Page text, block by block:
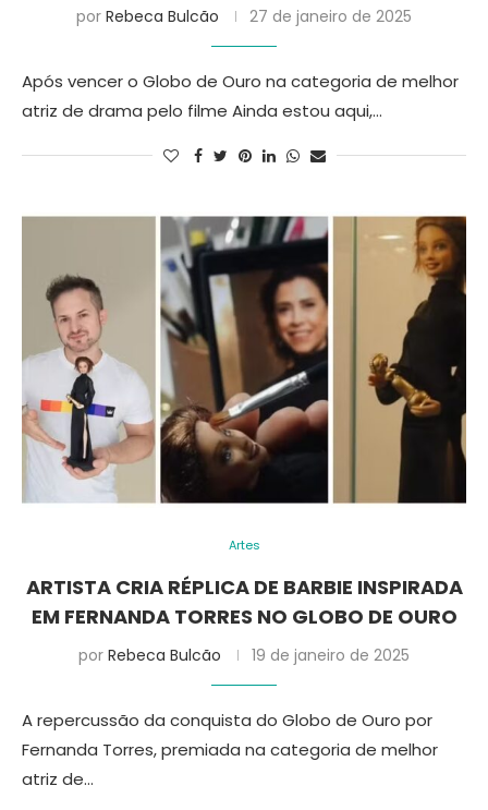
por Rebeca Bulcão 27 de janeiro de 2025
Após vencer o Globo de Ouro na categoria de melhor
atriz de drama pelo filme Ainda estou aqui,…
Artes
ARTISTA CRIA RÉPLICA DE BARBIE INSPIRADA
EM FERNANDA TORRES NO GLOBO DE OURO
por Rebeca Bulcão 19 de janeiro de 2025
A repercussão da conquista do Globo de Ouro por
Fernanda Torres, premiada na categoria de melhor
atriz de…